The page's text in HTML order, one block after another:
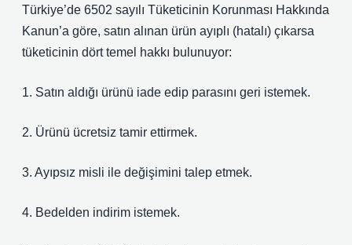
Türkiye’de 6502 sayılı Tüketicinin Korunması Hakkında
Kanun’a göre, satın alınan ürün ayıplı (hatalı) çıkarsa
tüketicinin dört temel hakkı bulunuyor:
1. Satın aldığı ürünü iade edip parasını geri istemek.
2. Ürünü ücretsiz tamir ettirmek.
3. Ayıpsız misli ile değişimini talep etmek.
4. Bedelden indirim istemek.